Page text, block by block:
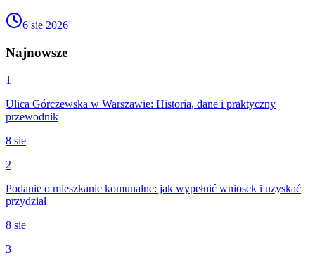
6 sie 2026
Najnowsze
1
Ulica Górczewska w Warszawie: Historia, dane i praktyczny
przewodnik
8 sie
2
Podanie o mieszkanie komunalne: jak wypełnić wniosek i uzyskać
przydział
8 sie
3